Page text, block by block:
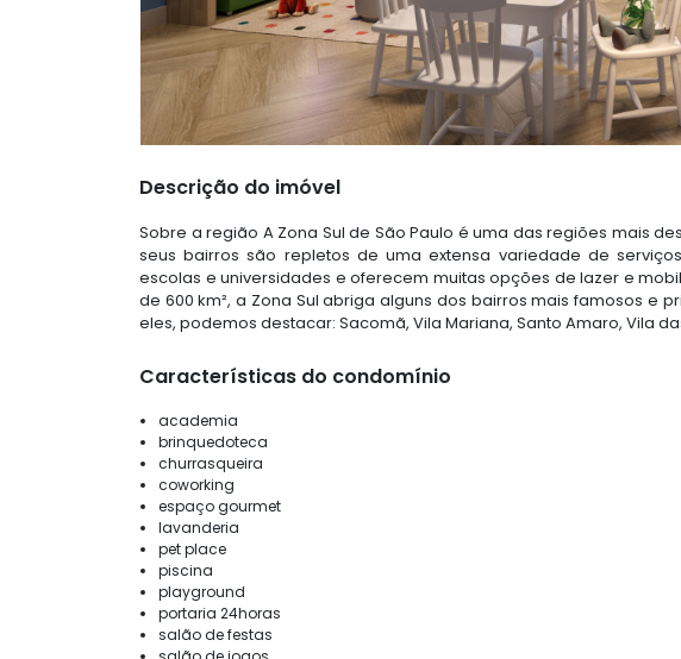
Descrição do imóvel
Sobre a região A Zona Sul de São Paulo é uma das regiões mais
seus bairros são repletos de uma extensa variedade de
escolas e universidades e oferecem muitas opções de lazer e
de 600 km², a Zona Sul abriga alguns dos bairros mais famosos e
eles, podemos destacar: Sacomã, Vila Mariana, Santo Amaro, Vila
Características do condomínio
academia
brinquedoteca
churrasqueira
coworking
espaço gourmet
lavanderia
pet place
piscina
playground
portaria 24horas
salão de festas